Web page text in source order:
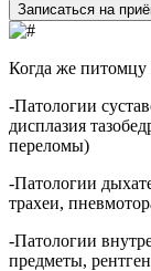
Записаться на
Когда же питомцу
-Патологии
дисплазия
переломы)
-Патологии
трахеи,
-Патологии
предметы,